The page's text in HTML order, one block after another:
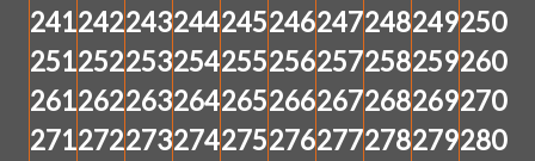
241242243244245246247248249250
251252253254255256257258259260
261262263264265266267268269270
271272273274275276277278279280